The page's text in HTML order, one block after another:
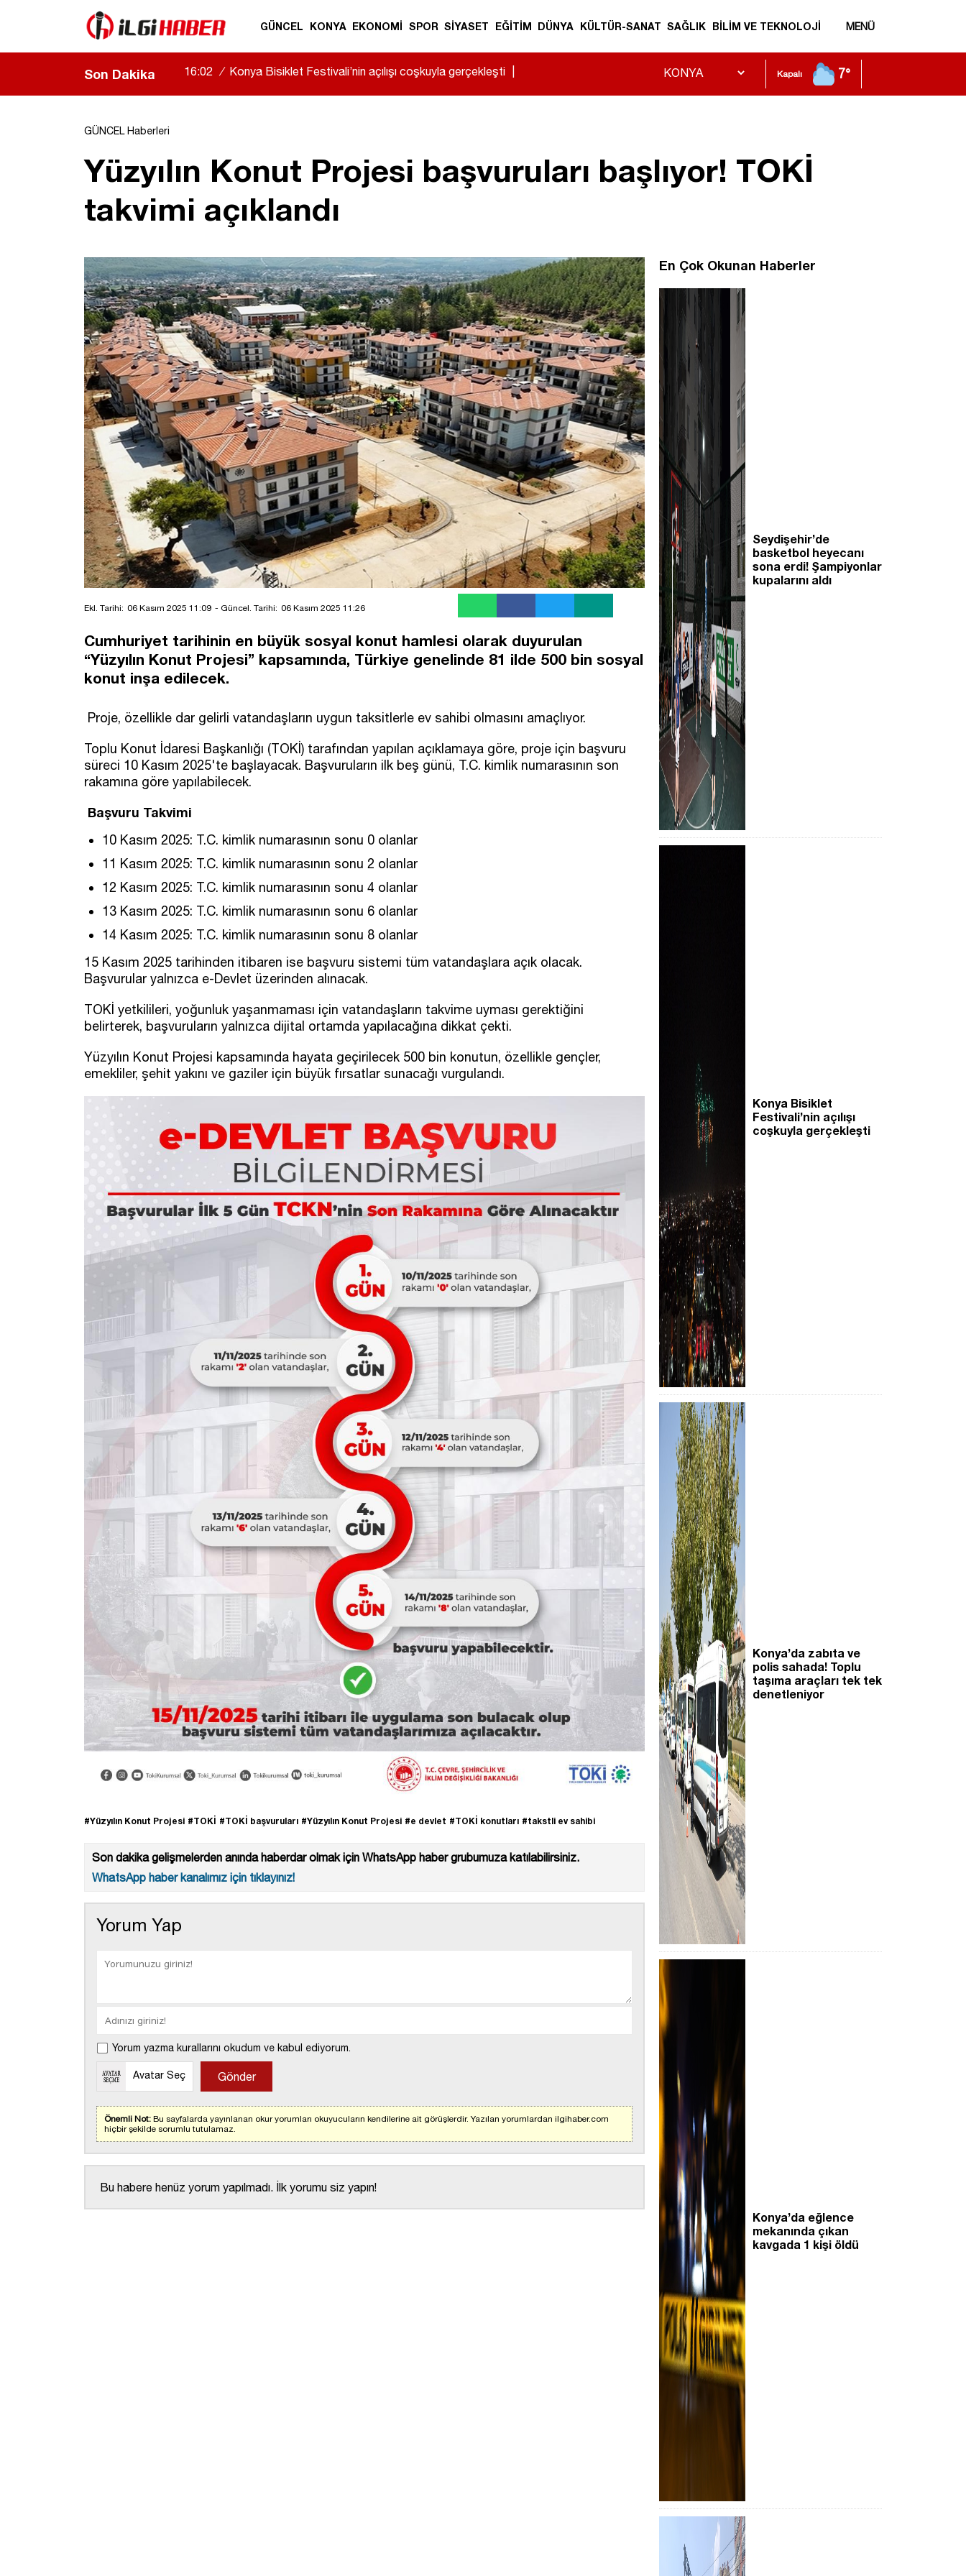
GÜNCEL KONYA EKONOMİ SPOR SİYASET EĞİTİM DÜNYA KÜLTÜR-SANAT SAĞLIK BİLİM VE TEKNOLOJİ MENÜ
Son Dakika 16:02 / Konya Bisiklet Festivali’nin açılışı coşkuyla gerçekleşti Kapalı 7°
GÜNCEL Haberleri
Yüzyılın Konut Projesi başvuruları başlıyor! TOKİ
takvimi açıklandı
Ekl. Tarihi: 06 Kasım 2025 11:09 - Güncel. Tarihi: 06 Kasım 2025 11:26
Cumhuriyet tarihinin en büyük sosyal konut hamlesi olarak duyurulan
“Yüzyılın Konut Projesi” kapsamında, Türkiye genelinde 81 ilde 500 bin sosyal
konut inşa edilecek.
Proje, özellikle dar gelirli vatandaşların uygun taksitlerle ev sahibi olmasını amaçlıyor.
Toplu Konut İdaresi Başkanlığı (TOKİ) tarafından yapılan açıklamaya göre, proje için başvuru
süreci 10 Kasım 2025'te başlayacak. Başvuruların ilk beş günü, T.C. kimlik numarasının son
rakamına göre yapılabilecek.
Başvuru Takvimi
10 Kasım 2025: T.C. kimlik numarasının sonu 0 olanlar
11 Kasım 2025: T.C. kimlik numarasının sonu 2 olanlar
12 Kasım 2025: T.C. kimlik numarasının sonu 4 olanlar
13 Kasım 2025: T.C. kimlik numarasının sonu 6 olanlar
14 Kasım 2025: T.C. kimlik numarasının sonu 8 olanlar
15 Kasım 2025 tarihinden itibaren ise başvuru sistemi tüm vatandaşlara açık olacak.
Başvurular yalnızca e-Devlet üzerinden alınacak.
TOKİ yetkilileri, yoğunluk yaşanmaması için vatandaşların takvime uyması gerektiğini
belirterek, başvuruların yalnızca dijital ortamda yapılacağına dikkat çekti.
Yüzyılın Konut Projesi kapsamında hayata geçirilecek 500 bin konutun, özellikle gençler,
emekliler, şehit yakını ve gaziler için büyük fırsatlar sunacağı vurgulandı.
#Yüzyılın Konut Projesi #TOKİ #TOKİ başvuruları #Yüzyılın Konut Projesi #e devlet #TOKİ konutları #takstli ev sahibi
Son dakika gelişmelerden anında haberdar olmak için WhatsApp haber grubumuza katılabilirsiniz.
WhatsApp haber kanalımız için tıklayınız!
Yorum Yap
Yorum yazma kurallarını okudum ve kabul ediyorum.
Avatar Seç
Önemli Not: Bu sayfalarda yayınlanan okur yorumları okuyucuların kendilerine ait görüşlerdir. Yazılan yorumlardan ilgihaber.com
hiçbir şekilde sorumlu tutulamaz.
Bu habere henüz yorum yapılmadı. İlk yorumu siz yapın!
En Çok Okunan Haberler
Seydişehir’de
basketbol heyecanı
sona erdi! Şampiyonlar
kupalarını aldı
Konya Bisiklet
Festivali’nin açılışı
coşkuyla gerçekleşti
Konya’da zabıta ve
polis sahada! Toplu
taşıma araçları tek tek
denetleniyor
Konya’da eğlence
mekanında çıkan
kavgada 1 kişi öldü